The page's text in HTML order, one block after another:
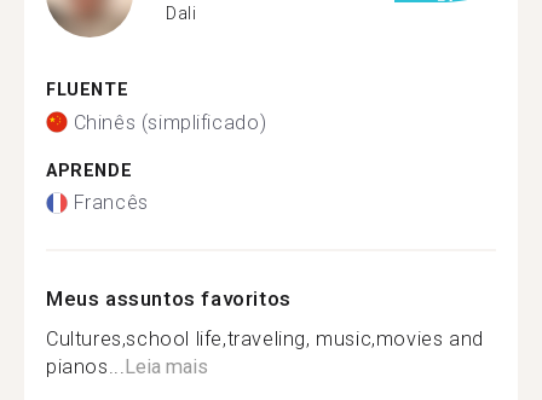
Dali
FLUENTE
Chinês (simplificado)
APRENDE
Francês
Meus assuntos favoritos
Cultures,school life,traveling, music,movies and
pianos...Leia mais